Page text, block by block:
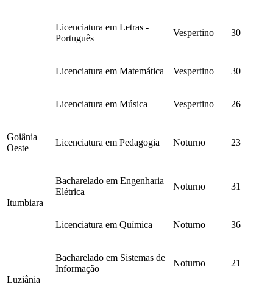
Licenciatura em Letras -
Português
Vespertino 30
Licenciatura em Matemática Vespertino 30
Licenciatura em Música Vespertino 26
Goiânia
Oeste
Licenciatura em Pedagogia Noturno 23
Itumbiara
Bacharelado em Engenharia
Elétrica
Noturno 31
Licenciatura em Química Noturno 36
Luziânia
Bacharelado em Sistemas de
Informação
Noturno 21